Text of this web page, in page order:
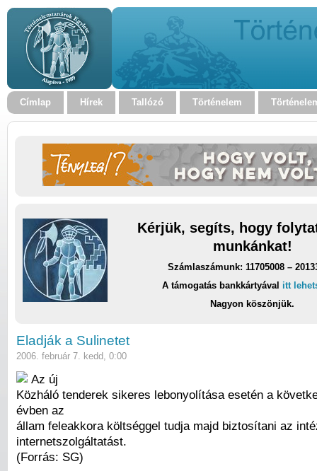
Címlap Hírek Tallózó Történelem
Kérjük, segíts, hogy
munkánkat!
Számlaszámunk: 11705008 –
A támogatás bankkártyával itt
Nagyon köszönjük.
Eladják a Sulinetet
2006. február 7. kedd, 0:00
Az új
Közháló tenderek sikeres lebonyolítása esetén a
évben az
állam feleakkora költséggel tudja majd biztosítani az
internetszolgáltatást.
(Forrás: SG)